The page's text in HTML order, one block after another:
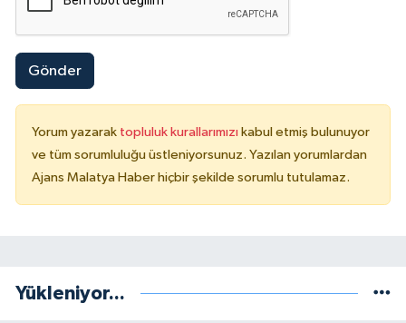
Gönder
Yorum yazarak topluluk kurallarımızı kabul etmiş bulunuyor
ve tüm sorumluluğu üstleniyorsunuz. Yazılan yorumlardan
Ajans Malatya Haber hiçbir şekilde sorumlu tutulamaz.
Yükleniyor...